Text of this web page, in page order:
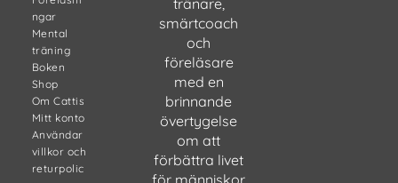
ngar
Mental
träning
Boken
Shop
Om Cattis
Mitt konto
Användar
villkor och
returpolic
tränare,
smärtcoach
och
föreläsare
med en
brinnande
övertygelse
om att
förbättra livet